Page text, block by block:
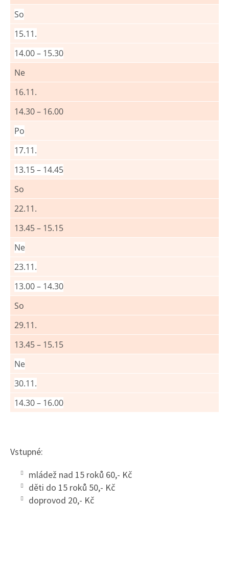
So
15.11.
14.00 – 15.30
Ne
16.11.
14.30 – 16.00
Po
17.11.
13.15 – 14.45
So
22.11.
13.45 – 15.15
Ne
23.11.
13.00 – 14.30
So
29.11.
13.45 – 15.15
Ne
30.11.
14.30 – 16.00
Vstupné:
mládež nad 15 roků 60,- Kč
děti do 15 roků 50,- Kč
doprovod 20,- Kč